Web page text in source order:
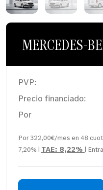
MERCEDES-
PVP:
Precio financiado:
Por
Por 322,00€/mes en 48
7,20% | TAE: 8,22% |